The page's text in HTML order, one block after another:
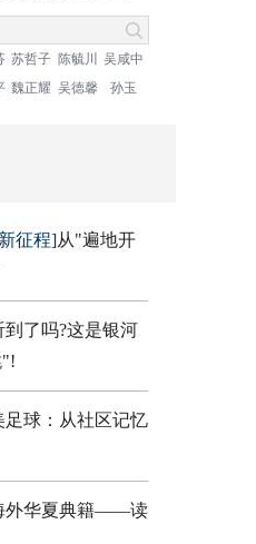
苏哲子 陈毓川
吴咸中
魏正耀 吴德馨 孙玉
征程]从"遍地开
到了吗?这是银河
"!
足球：从社区记忆
外华夏典籍——读